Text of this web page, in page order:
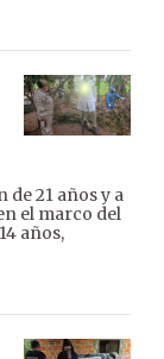
21 años y a
el marco del
años,